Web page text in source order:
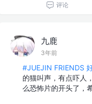
评论
九鹿
3年前
#JUEJIN FRIENDS
的猫叫声，有点吓人
么恐怖片的开头了，